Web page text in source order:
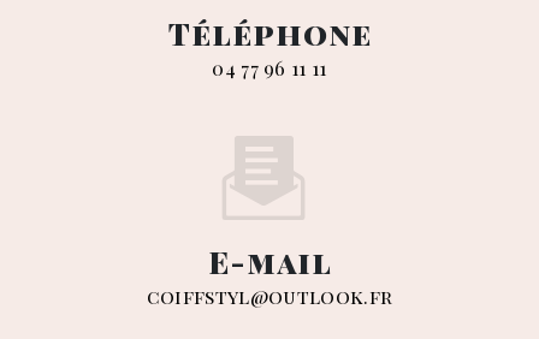
Téléphone
04 77 96 11 11
E-mail
coiffstyl@outlook.fr